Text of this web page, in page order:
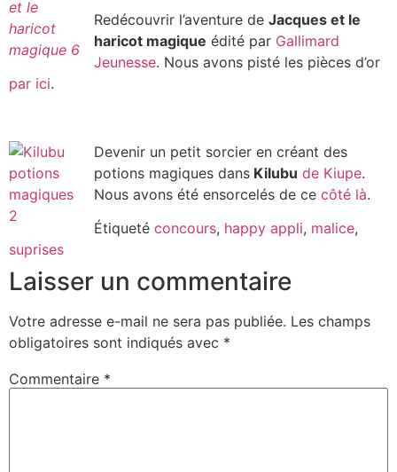
Redécouvrir l’aventure de Jacques et le
haricot magique édité par Gallimard
Jeunesse. Nous avons pisté les pièces d’or
par ici.
Devenir un petit sorcier en créant des
potions magiques dans Kilubu de Kiupe.
Nous avons été ensorcelés de ce côté là.
Étiqueté concours, happy appli, malice,
suprises
Laisser un commentaire
Votre adresse e-mail ne sera pas publiée. Les champs
obligatoires sont indiqués avec *
Commentaire *